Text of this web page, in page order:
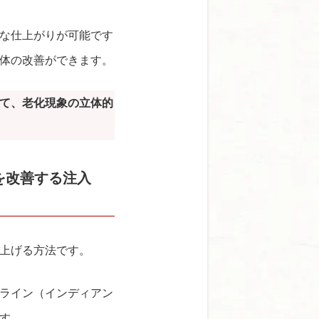
仕上がりが可能です
の改善ができます。
、老化現象の立体的
善する注入
げる方法です。
イン（インディアン